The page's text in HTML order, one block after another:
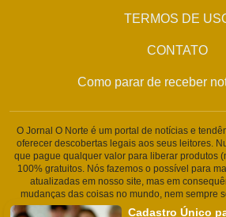
Cadastro Único
TERMOS DE
CONTATO
Como parar de receber
O Jornal O Norte é um portal de notícias e
oferecer descobertas legais aos seus leitores.
que pague qualquer valor para liberar produtos
100% gratuitos. Nós fazemos o possível para
atualizadas em nosso site, mas em
mudanças das coisas no mundo, nem sempre
Nunca solicitamos nenhuma informação